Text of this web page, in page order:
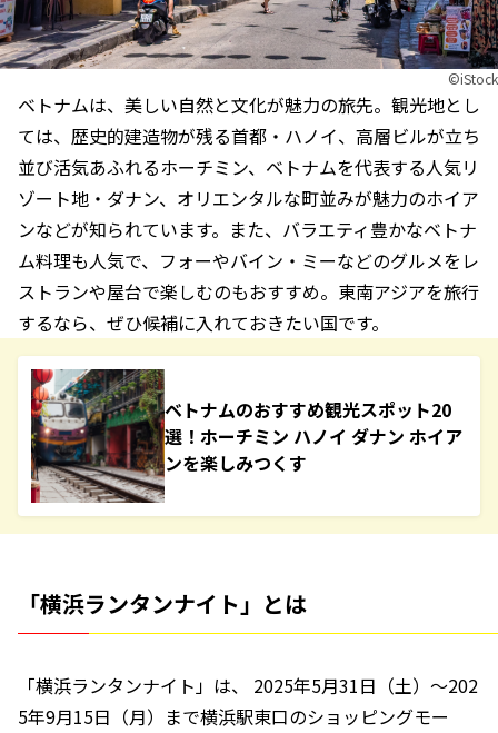
©︎iStock
ベトナムは、美しい自然と文化が魅力の旅先。観光地とし
ては、歴史的建造物が残る首都・ハノイ、高層ビルが立ち
並び活気あふれるホーチミン、ベトナムを代表する人気リ
ゾート地・ダナン、オリエンタルな町並みが魅力のホイア
ンなどが知られています。また、バラエティ豊かなベトナ
ム料理も人気で、フォーやバイン・ミーなどのグルメをレ
ストランや屋台で楽しむのもおすすめ。東南アジアを旅行
するなら、ぜひ候補に入れておきたい国です。
ベトナムのおすすめ観光スポット20
選！ホーチミン ハノイ ダナン ホイア
ンを楽しみつくす
「横浜ランタンナイト」とは
「横浜ランタンナイト」は、 2025年5月31日（土）〜202
5年9月15日（月）まで横浜駅東口のショッピングモー